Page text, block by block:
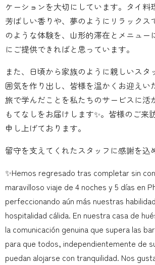
ケーションを大切にしています。タイ料
芳ばしい香りや、夢のようにリラックス
のような体験を、山形的滞在とメニュー
にご提供できればと思っています。
また、日頃から家族のように親しいスタ
囲気を作り出し、皆様を温かくお迎えい
旅で学んだことを私たちのサービスに活
もてなしをお届けします✨。皆様のご来
申し上げております。
留守を支えてくれたスタッフに感謝を込
✨Hemos regresado tras completar sin
maravilloso viaje de 4 noches y 5 días en
perfeccionando aún más nuestras
hospitalidad cálida. En nuestra casa de
la comunicación genuina que supera las
para que todos, independientemente de
puedan alojarse con tranquilidad. Nos